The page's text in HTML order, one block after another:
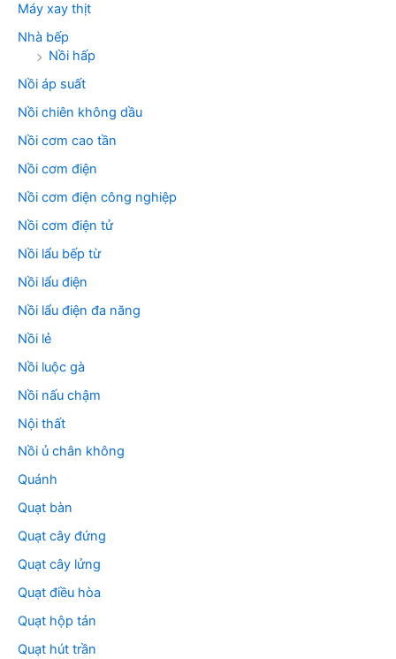
Máy xay thịt
Nhà bếp
Nồi hấp
Nồi áp suất
Nồi chiên không dầu
Nồi cơm cao tần
Nồi cơm điện
Nồi cơm điện công nghiệp
Nồi cơm điện tử
Nồi lẩu bếp từ
Nồi lẩu điện
Nồi lẩu điện đa năng
Nồi lẻ
Nồi luộc gà
Nồi nấu chậm
Nội thất
Nồi ủ chân không
Quánh
Quạt bàn
Quạt cây đứng
Quạt cây lửng
Quạt điều hòa
Quạt hộp tản
Quạt hút trần